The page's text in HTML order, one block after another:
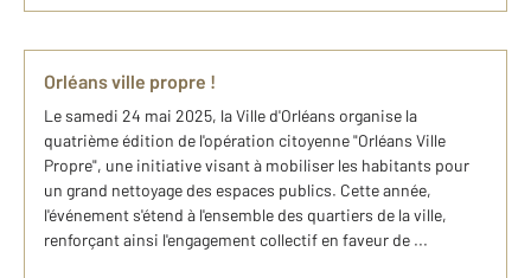
Orléans ville propre !
Le samedi 24 mai 2025, la Ville d'Orléans organise la
quatrième édition de l'opération citoyenne "Orléans Ville
Propre", une initiative visant à mobiliser les habitants pour
un grand nettoyage des espaces publics. Cette année,
l'événement s'étend à l'ensemble des quartiers de la ville,
renforçant ainsi l'engagement collectif en faveur de ...